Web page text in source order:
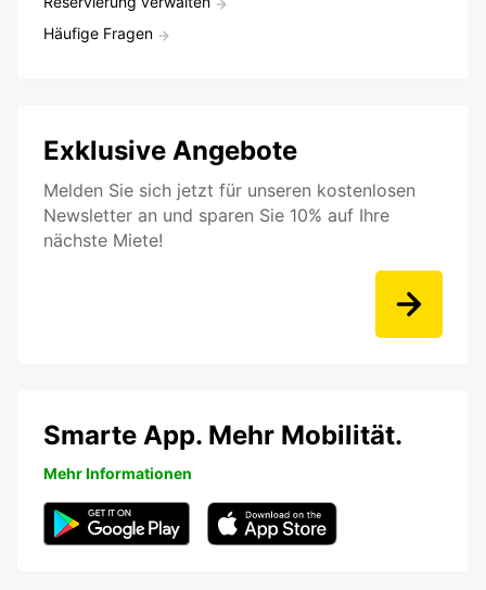
Häufige Fragen
Exklusive Angebote
Melden Sie sich jetzt für unseren kostenlosen
Newsletter an und sparen Sie 10% auf Ihre
nächste Miete!
Smarte App. Mehr Mobilität.
Mehr Informationen